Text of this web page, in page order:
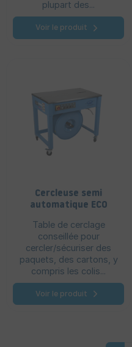
plupart des...
Voir le produit
Cercleuse semi
automatique ECO
Table de cerclage
conseillée pour
cercler/sécuriser des
paquets, des cartons, y
compris les colis...
Voir le produit